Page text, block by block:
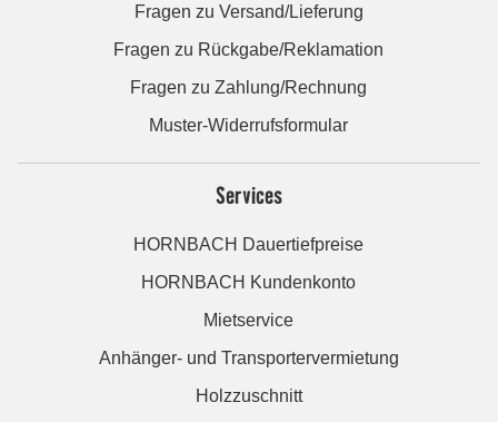
Fragen zu Versand/Lieferung
Fragen zu Rückgabe/Reklamation
Fragen zu Zahlung/Rechnung
Muster-Widerrufsformular
Services
HORNBACH Dauertiefpreise
HORNBACH Kundenkonto
Mietservice
Anhänger- und Transportervermietung
Holzzuschnitt